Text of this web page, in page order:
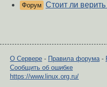
Форум Стоит ли
О Сервере - Правила форума-
Сообщить об ошибке
https://www.linux.org.ru/